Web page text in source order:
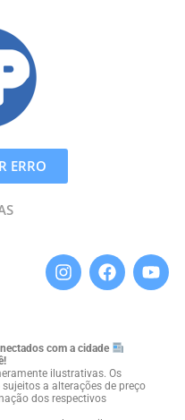
ERRO
com a cidade
ilustrativas. Os
a alterações de preço
dos respectivos